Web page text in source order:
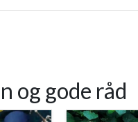
og gode råd